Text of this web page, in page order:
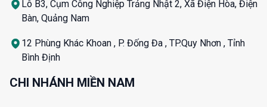
Lô B3, Cụm Công Nghiệp Trảng Nhật 2, Xã Điện Hòa, Điện
Bàn, Quảng Nam
12 Phùng Khác Khoan , P. Đống Đa , TP.Quy Nhơn , Tỉnh
Bình Định
CHI NHÁNH MIỀN NAM